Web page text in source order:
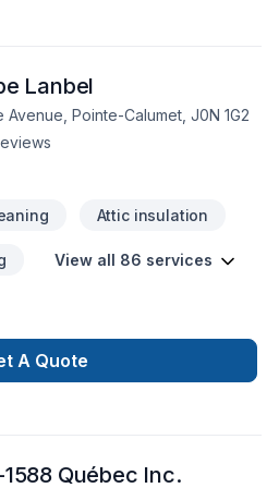
projet à une équipe qui a à
Lanbel
Avenue, Pointe-Calumet, J0N 1G2
Attic insulation
View all 86 services
A Quote
Québec Inc.